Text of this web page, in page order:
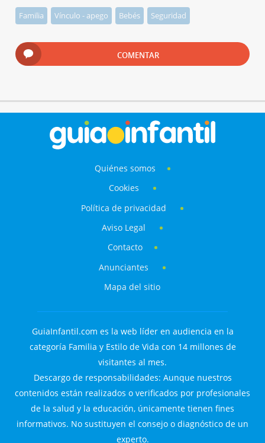
Familia Vínculo - apego Bebés Seguridad
COMENTAR
Quiénes somos
Cookies
Política de privacidad
Aviso Legal
Contacto
Anunciantes
Mapa del sitio
GuiaInfantil.com es la web líder en audiencia en la
categoría Familia y Estilo de Vida con 14 millones de
visitantes al mes.
Descargo de responsabilidades: Aunque nuestros
contenidos están realizados o verificados por profesionales
de la salud y la educación, únicamente tienen fines
informativos. No sustituyen el consejo o diagnóstico de un
experto.